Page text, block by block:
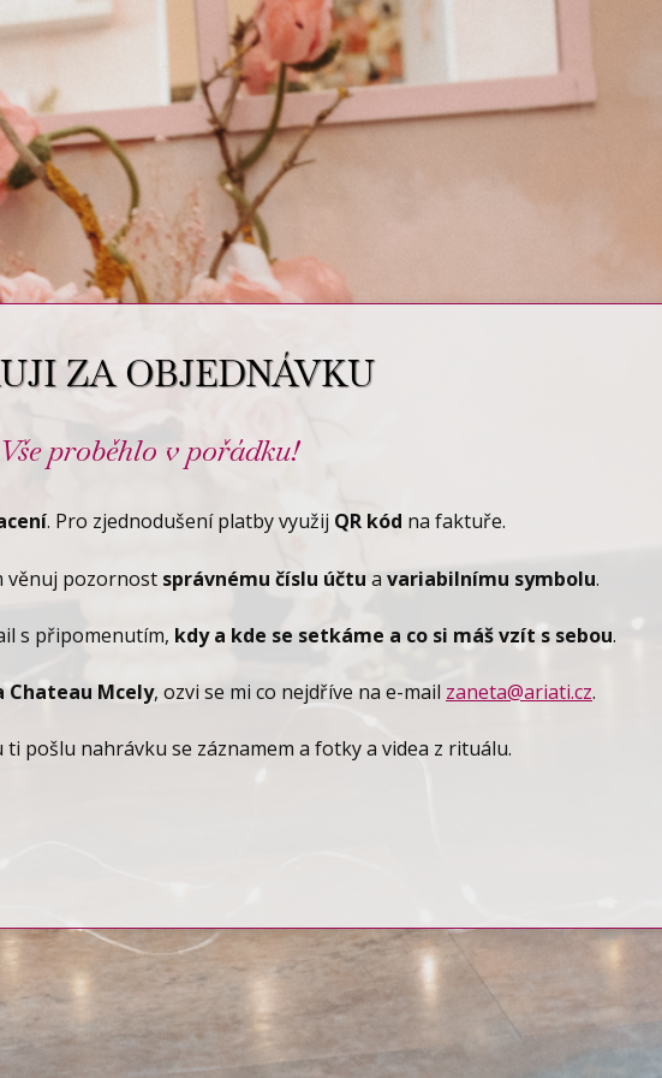
ZA OBJEDNÁVKU
Vše proběhlo v pořádku!
. Pro zjednodušení platby využij QR kód na faktuře.
věnuj pozornost správnému číslu účtu avariabilnímu symbolu.
s připomenutím, kdy a kde se setkáme a co si máš vzít s sebou.
Chateau Mcely, ozvi se mi co nejdříve na e-mail zaneta@ariati.cz.
ti pošlu nahrávku se záznamem a fotky a videa z rituálu.